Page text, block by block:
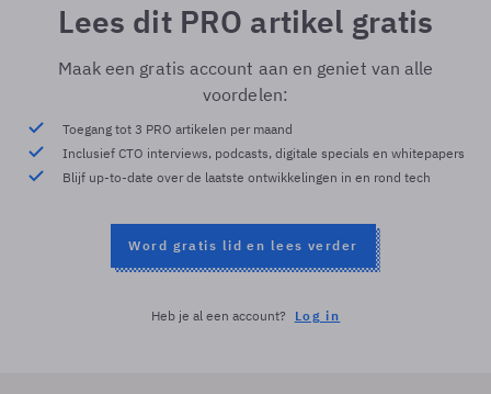
Lees dit PRO artikel gratis
Maak een gratis account aan en geniet van alle
voordelen:
Toegang tot 3 PRO artikelen per maand
Inclusief CTO interviews, podcasts, digitale specials en whitepapers
Blijf up-to-date over de laatste ontwikkelingen in en rond tech
Word gratis lid en lees verder
Heb je al een account? Log in